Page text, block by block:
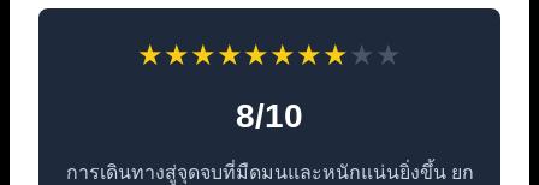
★★★★★★★★★★
8/10
การเดินทางสู่จุดจบที่มืดมนและหนักแน่นยิ่งขึ้น ยก